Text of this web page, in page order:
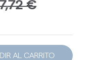
€
AL CARRITO